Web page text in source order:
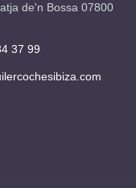
de'n Bossa 07800
37 99